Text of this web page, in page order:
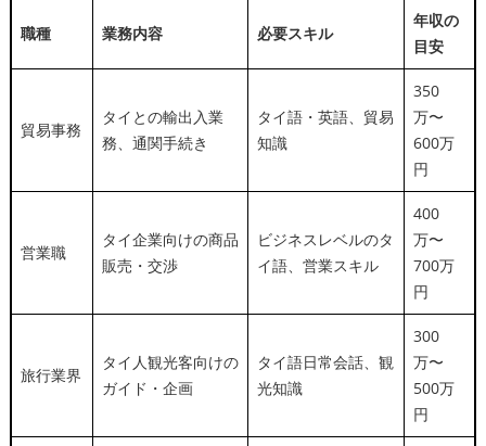
職種 業務内容 必要スキル
年収の
目安
貿易事務
タイとの輸出入業
務、通関手続き
タイ語・英語、貿易
知識
350
万〜
600万
円
営業職
タイ企業向けの商品
販売・交渉
ビジネスレベルのタ
イ語、営業スキル
400
万〜
700万
円
旅行業界
タイ人観光客向けの
ガイド・企画
タイ語日常会話、観
光知識
300
万〜
500万
円